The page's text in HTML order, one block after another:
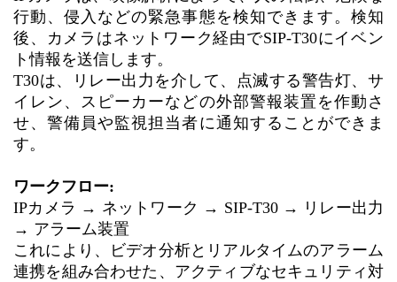
行動、侵入などの緊急事態を検知できます。検知
後、カメラはネットワーク経由でSIP-T30にイベン
ト情報を送信します。
T30は、リレー出力を介して、点滅する警告灯、サ
イレン、スピーカーなどの外部警報装置を作動さ
せ、警備員や監視担当者に通知することができま
す。
ワークフロー:
IPカメラ → ネットワーク → SIP-T30 → リレー出力
→ アラーム装置
これにより、ビデオ分析とリアルタイムのアラーム
連携を組み合わせた、アクティブなセキュリティ対